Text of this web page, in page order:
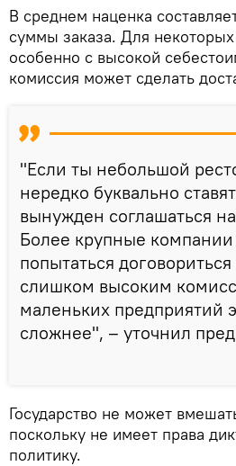
В среднем наценка
суммы заказа. Для некоторых
особенно с высокой
комиссия может сделать
"Если ты небольшой
нередко буквально
вынужден соглашаться
Более крупные
попытаться
слишком высоким
маленьких предприятий
сложнее", – уточнил
Государство не может
поскольку не имеет права
политику.